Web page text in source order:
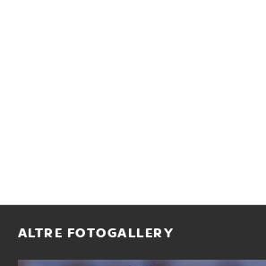
ALTRE FOTOGALLERY